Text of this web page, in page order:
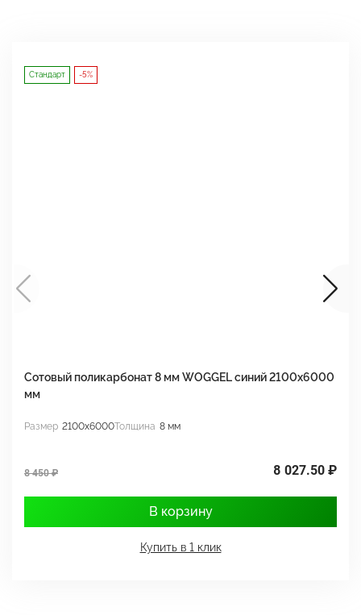
Стандарт -5%
Сотовый поликарбонат 8 мм WOGGEL синий 2100х6000
мм
Размер 2100x6000Толщина 8 мм
8 450 ₽ 8 027.50 ₽
В корзину
Купить в 1 клик